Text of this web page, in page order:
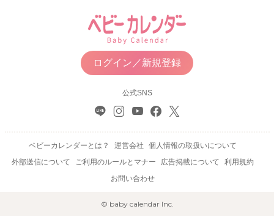
ログイン／新規登録
公式SNS
ベビーカレンダーとは？ 運営会社
個人情報の取扱いについて
外部送信について
ご利用のルールとマナー 広告掲載について
利用規約
お問い合わせ
© baby calendar Inc.